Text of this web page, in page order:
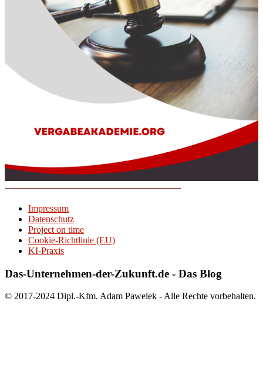
Impressum
Datenschutz
Project on time
Cookie-Richtlinie (EU)
KI-Praxis
Das-Unternehmen-der-Zukunft.de - Das Blog
© 2017-2024 Dipl.-Kfm. Adam Pawelek - Alle Rechte vorbehalten.